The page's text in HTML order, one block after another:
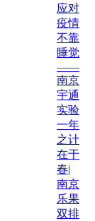
应对
疫情
不靠
睡觉
——
南京
宇通
实验
一年
之计
在于
春|
南京
乐果
双排